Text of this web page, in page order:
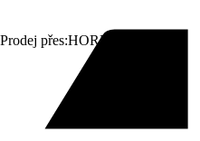
Prodej přes:HORNBACH